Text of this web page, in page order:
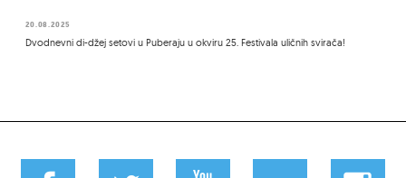
20.08.2025
Dvodnevni di-džej setovi u Puberaju u okviru 25. Festivala uličnih svirača!